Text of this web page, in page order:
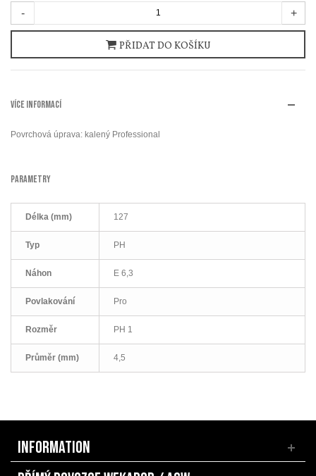
- +
PŘIDAT DO KOŠÍKU
VÍCE INFORMACÍ
Povrchová úprava: kalený Professional
PARAMETRY
Délka (mm) 127
Typ PH
Náhon E 6,3
Povlakování Pro
Rozměr PH 1
Průměr (mm) 4,5
INFORMATION